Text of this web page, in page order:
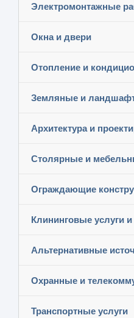
Электромонтажные
Окна и двери
Отопление и
Земляные и
Архитектура и
Столярные и
Ограждающие
Клининговые услуги
Альтернативные
Охранные и
Транспортные услуги